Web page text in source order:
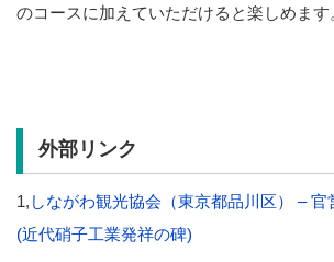
のコースに加えていただけると楽しめます
外部リンク
1, しながわ観光協会（東京都品川区） –
(近代硝子工業発祥の碑)